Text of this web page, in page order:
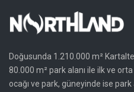
Doğusunda 1.210.000 m²
80.000 m² park alanı ile ilk ve
ocağı ve park, güneyinde ise